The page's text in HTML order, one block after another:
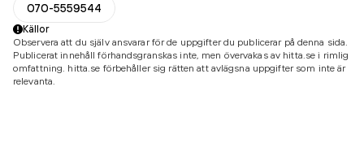
070-5559544
Källor
Observera att du själv ansvarar för de uppgifter du publicerar på denna sida.
Publicerat innehåll förhandsgranskas inte, men övervakas av hitta.se i rimlig
omfattning. hitta.se förbehåller sig rätten att avlägsna uppgifter som inte är
relevanta.